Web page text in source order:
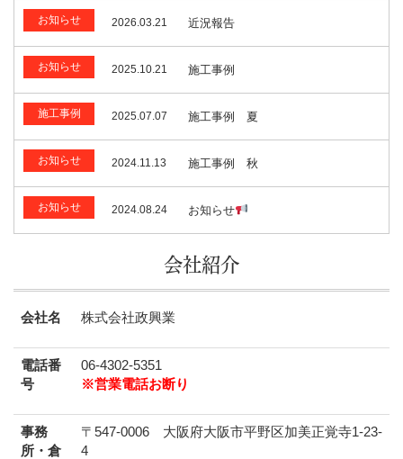
お知らせ 2026.03.21 近況報告
お知らせ 2025.10.21 施工事例
施工事例 2025.07.07 施工事例 夏
お知らせ 2024.11.13 施工事例 秋
お知らせ 2024.08.24 お知らせ
会社紹介
会社名 株式会社政興業
電話番
号
06-4302-5351
※営業電話お断り
事務
所・倉
〒547-0006 大阪府大阪市平野区加美正覚寺1-23-
4